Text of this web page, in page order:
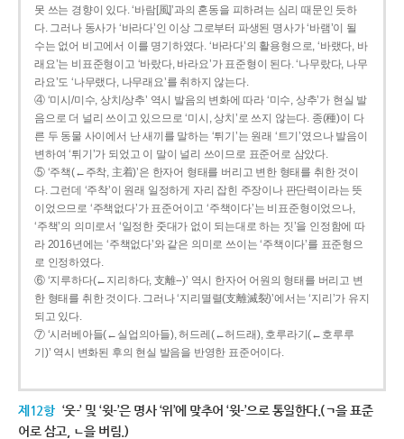
못 쓰는 경향이 있다. ‘바람[風]’과의 혼동을 피하려는 심리 때문인 듯하
다. 그러나 동사가 ‘바라다’인 이상 그로부터 파생된 명사가 ‘바램’이 될
수는 없어 비고에서 이를 명기하였다. ‘바라다’의 활용형으로, ‘바랬다, 바
래요’는 비표준형이고 ‘바랐다, 바라요’가 표준형이 된다. ‘나무랐다, 나무
라요’도 ‘나무랬다, 나무래요’를 취하지 않는다.
④ ‘미시/미수, 상치/상추’ 역시 발음의 변화에 따라 ‘미수, 상추’가 현실 발
음으로 더 널리 쓰이고 있으므로 ‘미시, 상치’로 쓰지 않는다. 종(種)이 다
른 두 동물 사이에서 난 새끼를 말하는 ‘튀기’는 원래 ‘트기’였으나 발음이
변하여 ‘튀기’가 되었고 이 말이 널리 쓰이므로 표준어로 삼았다.
⑤ ‘주책(←주착, 主着)’은 한자어 형태를 버리고 변한 형태를 취한 것이
다. 그런데 ‘주착’이 원래 일정하게 자리 잡힌 주장이나 판단력이라는 뜻
이었으므로 ‘주책없다’가 표준어이고 ‘주책이다’는 비표준형이었으나,
‘주책’의 의미로서 ‘일정한 줏대가 없이 되는대로 하는 짓’을 인정함에 따
라 2016년에는 ‘주책없다’와 같은 의미로 쓰이는 ‘주책이다’를 표준형으
로 인정하였다.
⑥ ‘지루하다(←지리하다, 支離--)’ 역시 한자어 어원의 형태를 버리고 변
한 형태를 취한 것이다. 그러나 ‘지리멸렬(支離滅裂)’에서는 ‘지리’가 유지
되고 있다.
⑦ ‘시러베아들(←실업의아들), 허드레(←허드래), 호루라기(←호루루
기)’ 역시 변화된 후의 현실 발음을 반영한 표준어이다.
제12항 ‘웃-’ 및 ‘윗-’은 명사 ‘위’에 맞추어 ‘윗-’으로 통일한다.(ㄱ을 표준
어로 삼고, ㄴ을 버림.)